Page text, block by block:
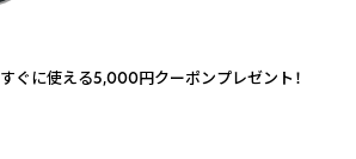
すぐに使える5,000円クーポンプレゼント！